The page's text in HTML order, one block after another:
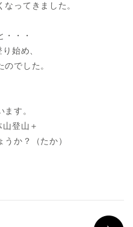
ってきました。
・・・
始め、
でした。
す。
登山＋
か？（たか）